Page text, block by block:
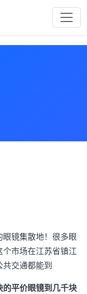
镜集散地！很多眼
市场在江苏省镇江
交通都能到
的平价眼镜到几千块